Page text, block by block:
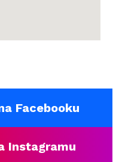
Facebooku
Instagramu